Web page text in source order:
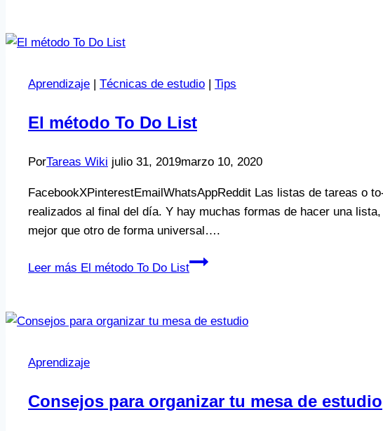
Aprendizaje | Técnicas de estudio | Tips
El método To Do List
PorTareas Wiki julio 31, 2019marzo 10, 2020
FacebookXPinterestEmailWhatsAppReddit Las listas de tareas o
realizados al final del día. Y hay muchas formas de hacer una
mejor que otro de forma universal….
Leer más El método To Do List
Aprendizaje
Consejos para organizar tu mesa de estudio